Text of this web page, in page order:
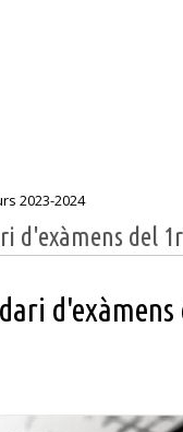
2023-2024
d'exàmens del